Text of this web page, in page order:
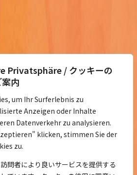
Privatsphäre / クッキーの
内
um Ihr Surferlebnis zu
Anzeigen oder Inhalte
Datenverkehr zu analysieren.
klicken, stimmen Sie der
zu.
問者により良いサービスを提供する
ナンバー